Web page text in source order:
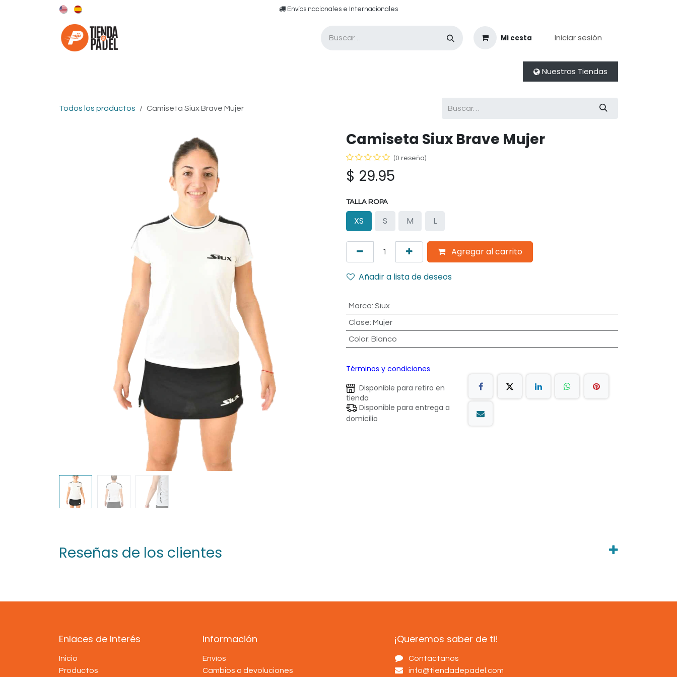
​​ E​nvíos nacionales e ​​​Internacionales​
Mi cesta Iniciar sesión
Nuestras Tiendas
Todos los productos Camiseta Siux Brave Mujer
Camiseta Siux Brave Mujer
(0 reseña)
$ 29.95
TALLA ROPA
XS S M L
Agregar al carrito
Añadir a lista de deseos
Marca: Siux
Clase: Mujer
Color: Blanco
Términos y condiciones
Disponible para retiro en
tienda
Disponible para entrega a
domicilio
Reseñas de los clientes
Enlaces de Interés
Inicio
Productos
Información
Envíos
Cambios o devoluciones
¡Queremos saber de ti!
Contáctanos
info@tiendadepadel.com